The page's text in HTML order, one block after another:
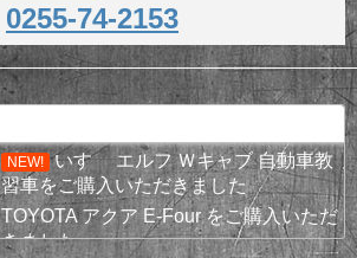
0255-74-2153
NEW!
いすゞ エルフ Ｗキャブ 自動車教
習車をご購入いただきました
TOYOTA アクア E-Four をご購入いただ
きました